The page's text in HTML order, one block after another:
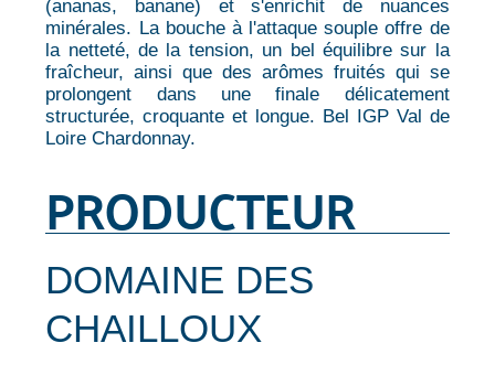
(ananas, banane) et s'enrichit de nuances
minérales. La bouche à l'attaque souple offre de
la netteté, de la tension, un bel équilibre sur la
fraîcheur, ainsi que des arômes fruités qui se
prolongent dans une finale délicatement
structurée, croquante et longue. Bel IGP Val de
Loire Chardonnay.
PRODUCTEUR
DOMAINE DES
CHAILLOUX